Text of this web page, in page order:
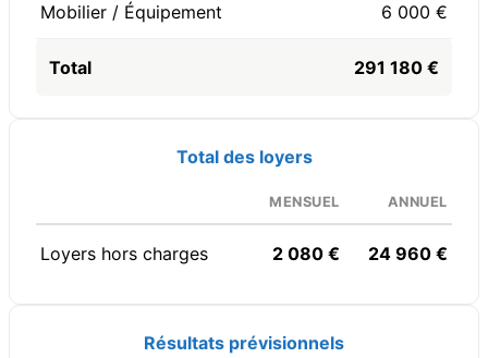
Mobilier / Équipement 6 000 €
Total 291 180 €
Total des loyers
MENSUEL ANNUEL
Loyers hors charges 2 080 € 24 960 €
Résultats prévisionnels